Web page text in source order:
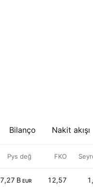
Bilanço Nakit akışı
Pys değ FKO
7,27 B EUR 12,57